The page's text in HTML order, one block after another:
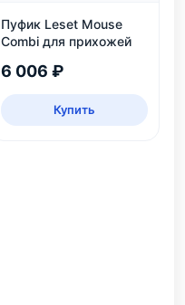
Пуфик Leset Mouse
Combi для прихожей
6 006 ₽
Купить